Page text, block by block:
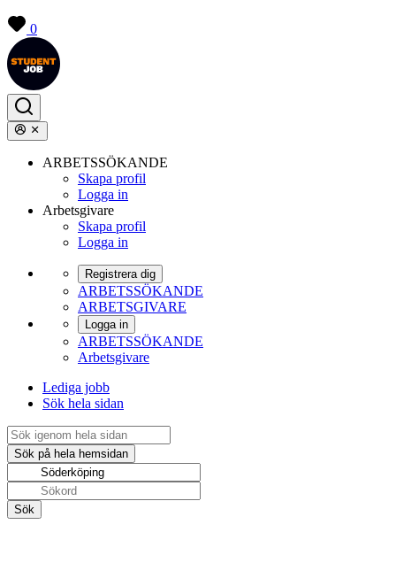
0
ARBETSSÖKANDE
Skapa profil
Logga in
Arbetsgivare
Skapa profil
Logga in
Registrera dig
ARBETSSÖKANDE
ARBETSGIVARE
Logga in
ARBETSSÖKANDE
Arbetsgivare
Lediga jobb
Sök hela sidan